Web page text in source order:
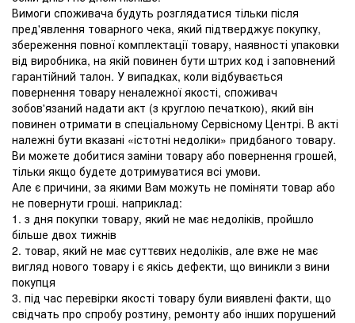
Вимоги споживача будуть розглядатися тільки після
пред'явлення товарного чека, який підтверджує покупку,
збереження повної комплектації товару, наявності упаковки
від виробника, на якій повинен бути штрих код і заповнений
гарантійний талон. У випадках, коли відбувається
повернення товару неналежної якості, споживач
зобов'язаний надати акт (з круглою печаткою), який він
повинен отримати в спеціальному Сервісному Центрі. В акті
належні бути вказані «істотні недоліки» придбаного товару.
Ви можете добитися заміни товару або повернення грошей,
тільки якщо будете дотримуватися всі умови.
Але є причини, за якими Вам можуть не поміняти товар або
не повернути гроші. наприклад:
1. з дня покупки товару, який не має недоліків, пройшло
більше двох тижнів
2. товар, який не має суттєвих недоліків, але вже не має
вигляд нового товару і є якісь дефекти, що виникли з вини
покупця
3. під час перевірки якості товару були виявлені факти, що
свідчать про спробу розтину, ремонту або інших порушений